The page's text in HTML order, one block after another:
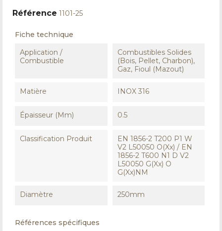
Référence 1101-25
Fiche technique
Application /
Combustible
Combustibles Solides
(Bois, Pellet, Charbon),
Gaz, Fioul (Mazout)
Matière INOX 316
Épaisseur (mm) 0.5
Classification Produit
EN 1856-2 T200 P1 W
V2 L50050 O(xx) / EN
1856-2 T600 N1 D V2
L50050 G(xx) O
G(xx)NM
Diamètre 250mm
Références spécifiques